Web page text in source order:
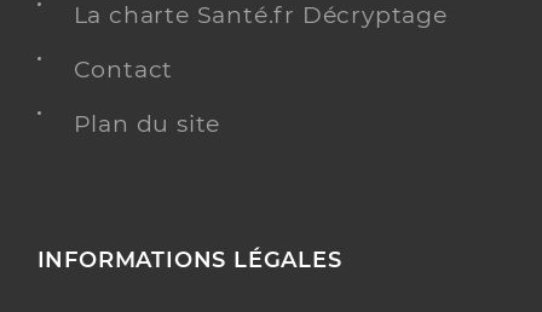
La charte Santé.fr Décryptage
Contact
Plan du site
INFORMATIONS LÉGALES